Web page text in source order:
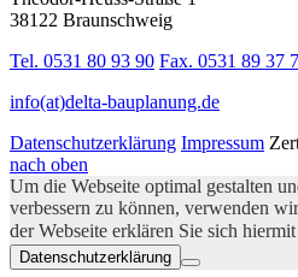
38122 Braunschweig
Tel. 0531 80 93 90 Fax. 0531 89 37
info(at)delta-bauplanung.de
Datenschutzerklärung Impressum
nach oben
Um die Webseite optimal gestalten
verbessern zu können, verwenden
der Webseite erklären Sie sich
Datenschutzerklärung